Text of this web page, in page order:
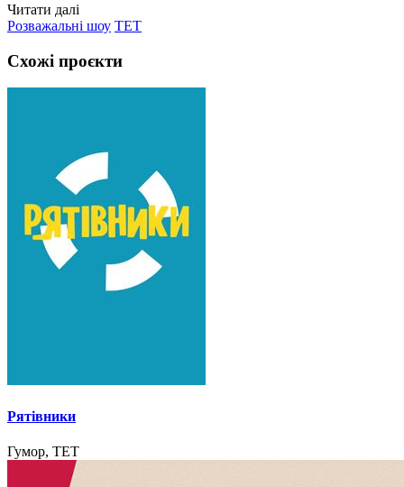
Читати далі
Розважальні шоу ТЕТ
Схожі проєкти
Рятівники
Гумор, ТЕТ